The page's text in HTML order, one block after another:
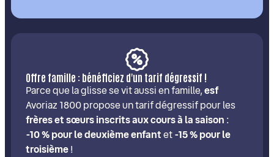
Offre famille : bénéficiez d'un tarif dégressif !
Parce que la glisse se vit aussi en famille,esf
Avoriaz 1800 propose un tarif dégressif pour les
frères et sœurs inscrits aux cours à la saison :
-10 % pour le deuxième enfantet-15 % pour le
troisième!